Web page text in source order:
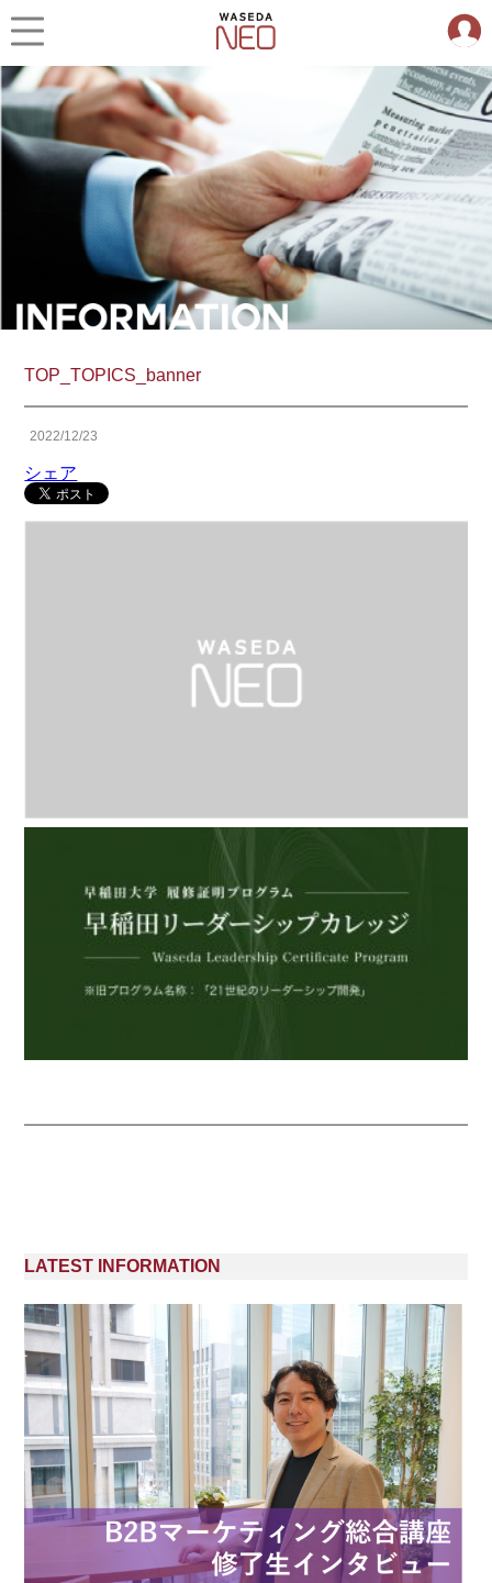
TOP_TOPICS_banner
2022/12/23
シェア
LATEST INFORMATION